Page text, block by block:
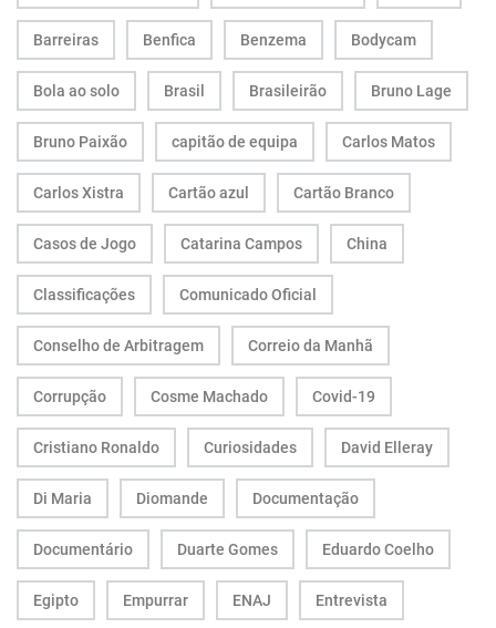
Barreiras Benfica Benzema Bodycam
Bola ao solo Brasil Brasileirão Bruno Lage
Bruno Paixão capitão de equipa Carlos Matos
Carlos Xistra Cartão azul Cartão Branco
Casos de Jogo Catarina Campos China
Classificações Comunicado Oficial
Conselho de Arbitragem Correio da Manhã
Corrupção Cosme Machado Covid-19
Cristiano Ronaldo Curiosidades David Elleray
Di Maria Diomande Documentação
Documentário Duarte Gomes Eduardo Coelho
Egipto Empurrar ENAJ Entrevista